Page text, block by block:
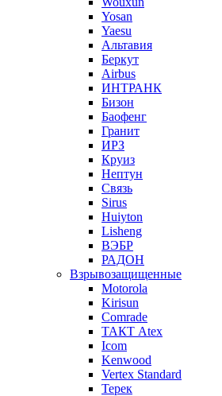
Yosan
Yaesu
Альтавия
Беркут
Airbus
ИНТРАНК
Бизон
Баофенг
Гранит
ИРЗ
Круиз
Нептун
Связь
Sirus
Huiyton
Lisheng
ВЭБР
РАДОН
Взрывозащищенные
Motorola
Kirisun
Comrade
ТАКТ Atex
Icom
Kenwood
Vertex Standard
Терек